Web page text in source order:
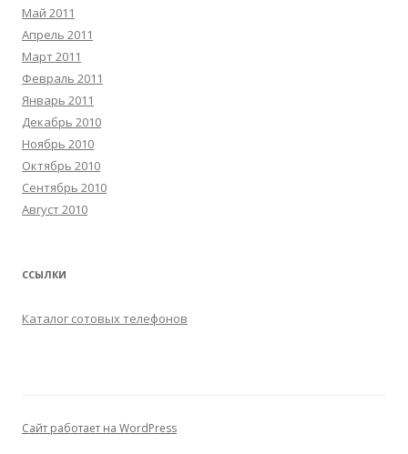
Май 2011
Апрель 2011
Март 2011
Февраль 2011
Январь 2011
Декабрь 2010
Ноябрь 2010
Октябрь 2010
Сентябрь 2010
Август 2010
ССЫЛКИ
Каталог сотовых телефонов
Сайт работает на WordPress